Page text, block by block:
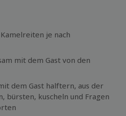
je nach
mit dem Gast von den
dem Gast halftern, aus der
bürsten, kuscheln und Fragen